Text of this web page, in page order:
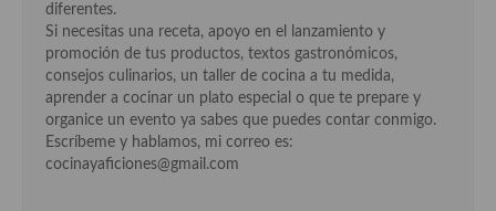
diferentes.
Si necesitas una receta, apoyo en el lanzamiento y
promoción de tus productos, textos gastronómicos,
consejos culinarios, un taller de cocina a tu medida,
aprender a cocinar un plato especial o que te prepare y
organice un evento ya sabes que puedes contar conmigo.
Escríbeme y hablamos, mi correo es:
cocinayaficiones@gmail.com